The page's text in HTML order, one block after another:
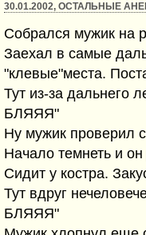
30.01.2002, ОСТАЛЬНЫЕ
Собрался мужик на
Заехал в самые
"клевые"места.
Тут из-за дальнего
БЛЯЯЯ"
Ну мужик проверил
Начало темнеть и он
Сидит у костра.
Тут вдруг
БЛЯЯЯ"